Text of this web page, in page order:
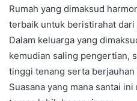
Rumah yang dimaksud
terbaik untuk beristirahat dari
Dalam keluarga yang
kemudian saling pengertian,
tinggi tenang serta
Suasana yang mana santai